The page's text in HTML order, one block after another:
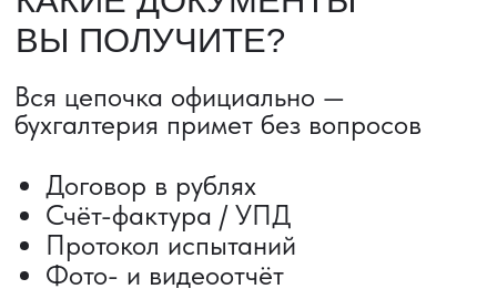
Сроки от 5 дней
Авиадоставка
Мультимодальные перевозки
Железнодорожные перевозки
Автогрузоперевозки
Негабаритные грузоперевозки
Доставка образцов
Получить консультацию